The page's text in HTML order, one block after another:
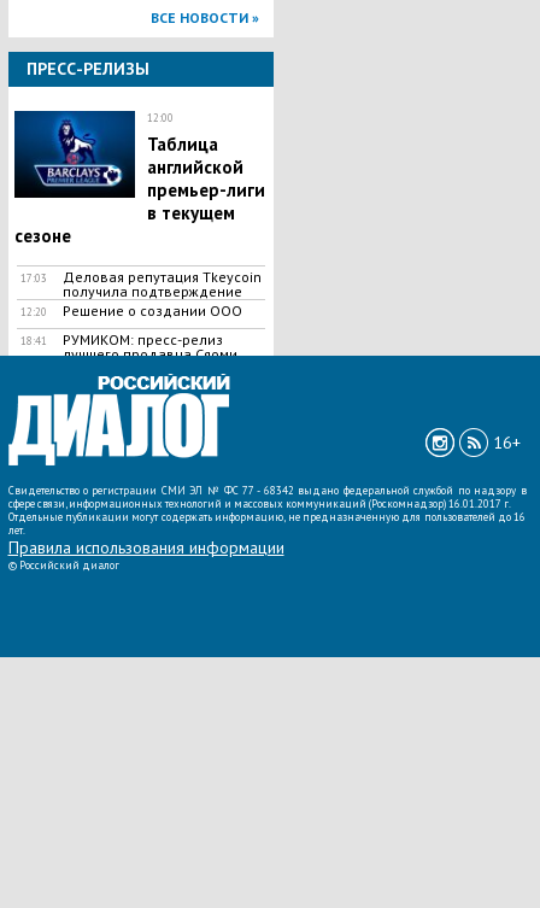
ВСЕ НОВОСТИ »
ПРЕСС-РЕЛИЗЫ
12:00
Таблица
английской
премьер-лиги
в текущем
сезоне
17:03
Деловая репутация Tkeycoin
получила подтверждение
12:20 Решение о создании ООО
18:41
РУМИКОМ: пресс-релиз
лучшего продавца Сяоми
ВСЕ НОВОСТИ »
16+
Свидетельство о регистрации СМИ ЭЛ № ФС 77 - 68342 выдано федеральной службой по надзору в
сфере связи, информационных технологий и массовых коммуникаций (Роскомнадзор) 16.01.2017 г.
Отдельные публикации могут содержать информацию, не предназначенную для пользователей до 16
лет.
Правила использования информации
© Российский диалог